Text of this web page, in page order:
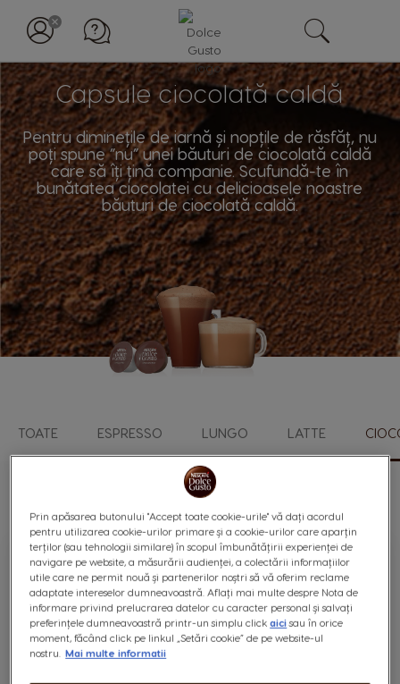
Capsule ciocolată caldă
Pentru diminețile de iarnă și nopțile de răsfăț, nu
poți spune ”nu” unei băuturi de ciocolată caldă
care să îți țină companie. Scufundă-te în
bunătatea ciocolatei cu delicioasele noastre
băuturi de ciocolată caldă.
TOATE ESPRESSO LUNGO LATTE
după:
Prin apăsarea butonului "Accept toate cookie-urile" vă dați acordul
pentru utilizarea cookie-urilor primare și a cookie-urilor care aparțin
terților (sau tehnologii similare) în scopul îmbunătățirii experienței de
navigare pe website, a măsurării audienței, a colectării informațiilor
utile care ne permit nouă și partenerilor noștri să vă oferim reclame
adaptate intereselor dumneavoastră. Aflați mai multe despre Nota de
informare privind prelucrarea datelor cu caracter personal și salvați
preferințele dumneavoastră printr-un simplu clickaicisau în orice
moment, făcând click pe linkul „Setări cookie” de pe website-ul
nostru.
Mai multe informatii